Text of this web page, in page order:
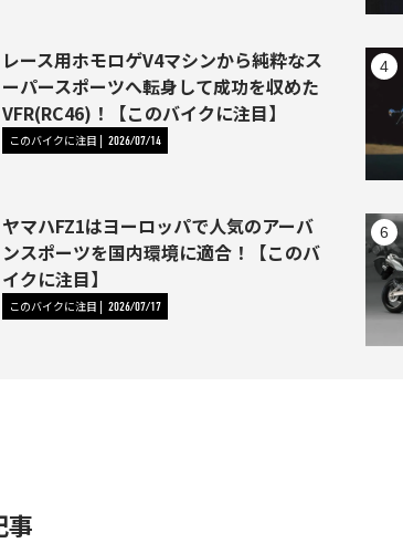
レース用ホモロゲV4マシンから純粋なス
ーパースポーツへ転身して成功を収めた
VFR(RC46)！【このバイクに注目】
このバイクに注目 2026/07/14
ヤマハFZ1はヨーロッパで人気のアーバ
ンスポーツを国内環境に適合！【このバ
イクに注目】
このバイクに注目 2026/07/17
事